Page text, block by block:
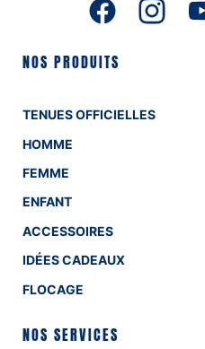
NOS PRODUITS
TENUES OFFICIELLES
HOMME
FEMME
ENFANT
ACCESSOIRES
IDÉES CADEAUX
FLOCAGE
NOS SERVICES